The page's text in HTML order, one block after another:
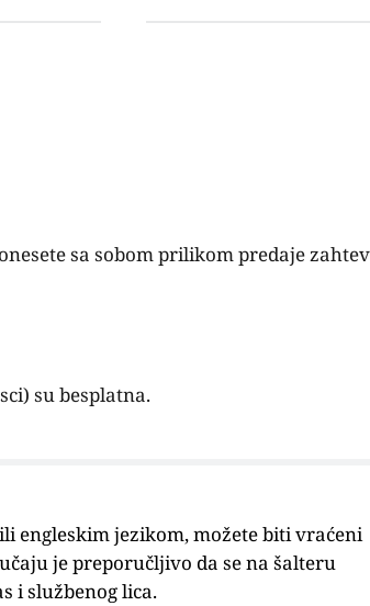
sa sobom prilikom predaje
su besplatna.
engleskim jezikom, možete biti vraćeni
je preporučljivo da se na šalteru
i službenog lica.